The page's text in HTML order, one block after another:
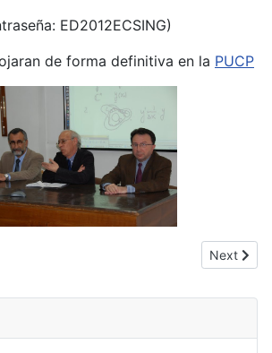
ED2012ECSING)
de forma definitiva en la PUCP
Doctoral Intercontinental PUCP-UVa
Next
Next